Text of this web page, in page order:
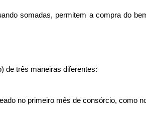
somadas, permitem a compra do
de três maneiras diferentes:
no primeiro mês de consórcio, como